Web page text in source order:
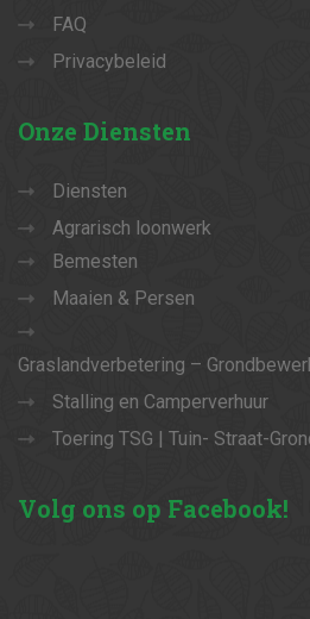
FAQ
Privacybeleid
Onze Diensten
Diensten
Agrarisch loonwerk
Bemesten
Maaien & Persen
Graslandverbetering –
Stalling en Camperverhuur
Toering TSG | Tuin- Straat-
Volg ons op Facebook!